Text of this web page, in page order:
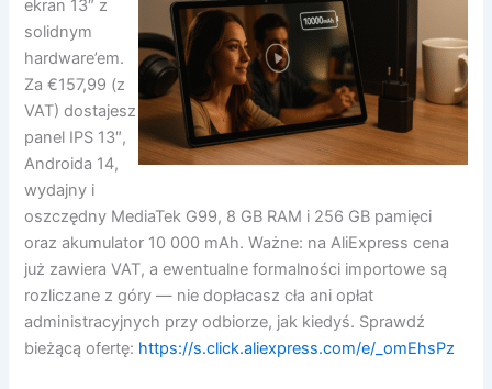
ekran 13″ z
solidnym
hardware’em.
Za €157,99 (z
VAT) dostajesz
panel IPS 13″,
Androida 14,
wydajny i
oszczędny MediaTek G99, 8 GB RAM i 256 GB pamięci
oraz akumulator 10 000 mAh. Ważne: na AliExpress cena
już zawiera VAT, a ewentualne formalności importowe są
rozliczane z góry — nie dopłacasz cła ani opłat
administracyjnych przy odbiorze, jak kiedyś. Sprawdź
bieżącą ofertę: https://s.click.aliexpress.com/e/_omEhsPz